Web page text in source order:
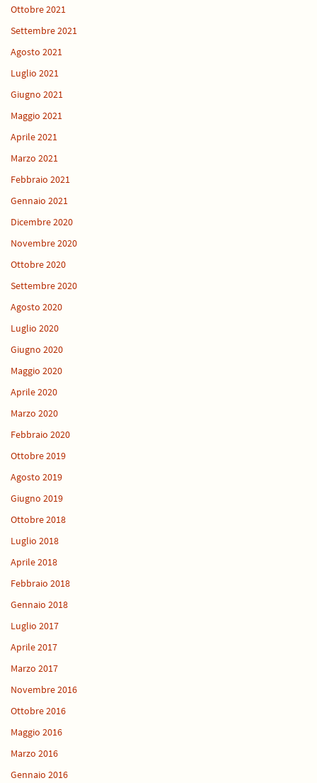
Ottobre 2021
Settembre 2021
Agosto 2021
Luglio 2021
Giugno 2021
Maggio 2021
Aprile 2021
Marzo 2021
Febbraio 2021
Gennaio 2021
Dicembre 2020
Novembre 2020
Ottobre 2020
Settembre 2020
Agosto 2020
Luglio 2020
Giugno 2020
Maggio 2020
Aprile 2020
Marzo 2020
Febbraio 2020
Ottobre 2019
Agosto 2019
Giugno 2019
Ottobre 2018
Luglio 2018
Aprile 2018
Febbraio 2018
Gennaio 2018
Luglio 2017
Aprile 2017
Marzo 2017
Novembre 2016
Ottobre 2016
Maggio 2016
Marzo 2016
Gennaio 2016